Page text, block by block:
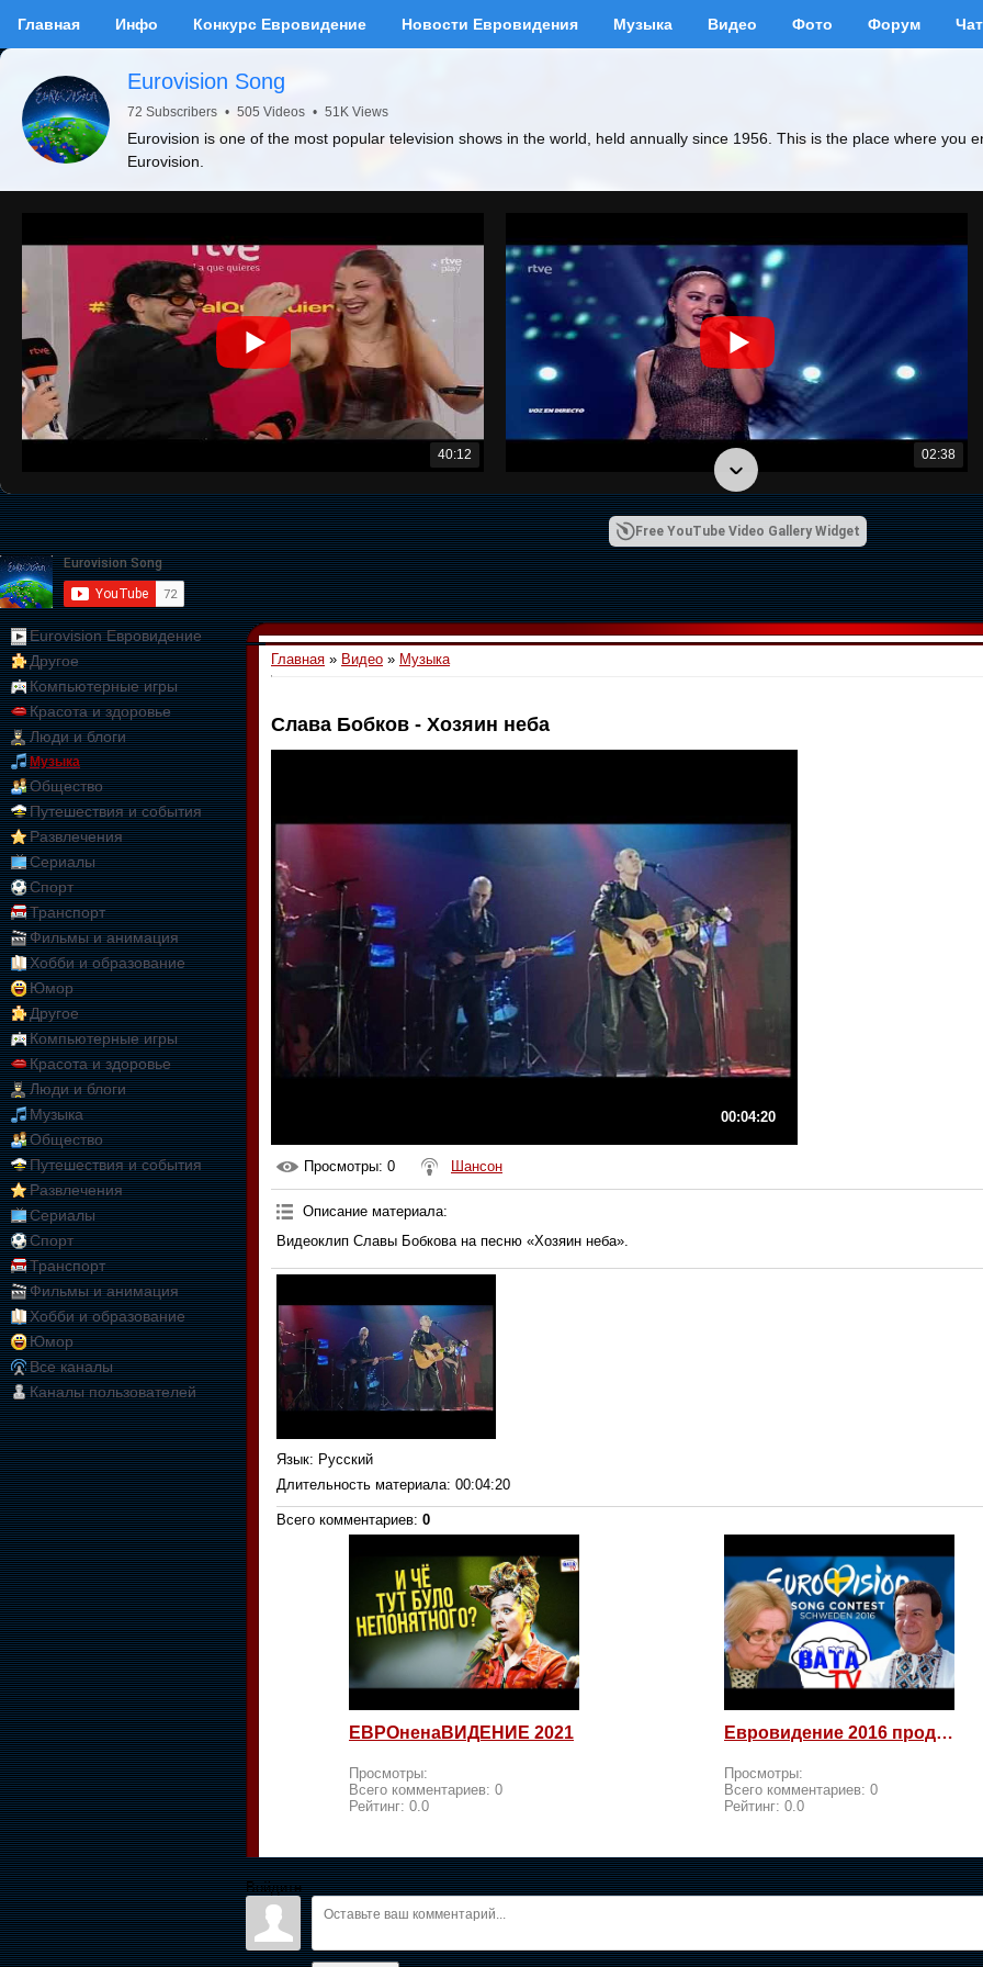
Главная Инфо Конкурс Евровидение Новости Евровидения Музыка Видео Фото Форум Чат
Eurovision Song
72 Subscribers • 505 Videos • 51K Views
Eurovision is one of the most popular television shows in the world, held annually since 1956. This is the place where you
Eurovision.
40:12 02:38
Free YouTube Video Gallery Widget
Eurovision Евровидение
Другое
Компьютерные игры
Красота и здоровье
Люди и блоги
Музыка
Общество
Путешествия и события
Развлечения
Сериалы
Спорт
Транспорт
Фильмы и анимация
Хобби и образование
Юмор
Другое
Компьютерные игры
Красота и здоровье
Люди и блоги
Музыка
Общество
Путешествия и события
Развлечения
Сериалы
Спорт
Транспорт
Фильмы и анимация
Хобби и образование
Юмор
Все каналы
Каналы пользователей
Главная » Видео » Музыка
Слава Бобков - Хозяин неба
00:04:20
Просмотры: 0 Шансон
Описание материала:
Видеоклип Славы Бобкова на песню «Хозяин неба».
Язык: Русский
Длительность материала: 00:04:20
Всего комментариев: 0
ЕВРОненаВИДЕНИЕ 2021
Просмотры:
Всего комментариев: 0
Рейтинг: 0.0
Евровидение 2016 продолжается! Россия возмущается и посылает
Просмотры:
Всего комментариев: 0
Рейтинг: 0.0
Войдите: